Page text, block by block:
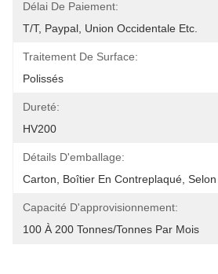
Délai De Paiement:
T/T, Paypal, Union Occidentale Etc.
Traitement De Surface:
Polissés
Dureté:
HV200
Détails D'emballage:
Carton, Boîtier En Contreplaqué,
Capacité D'approvisionnement:
100 À 200 Tonnes/tonnes Par Mois